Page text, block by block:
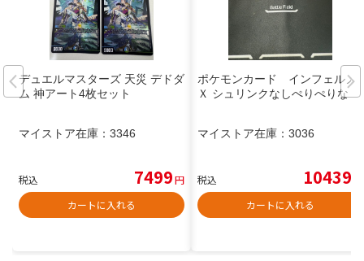
デュエルマスターズ 天災 デドダ
ム 神アート4枚セット
マイストア在庫： 3346
税込 7499円
カートに入れる
ポケモンカード インフェルノ
Ｘ シュリンクなしぺりぺりなし
マイストア在庫： 3036
税込 10439
カートに入れる